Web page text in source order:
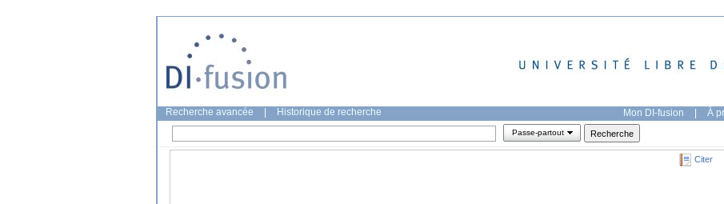
Recherche avancée Historique de recherche Mon DI-fusion | À
Passe-partout
Citer